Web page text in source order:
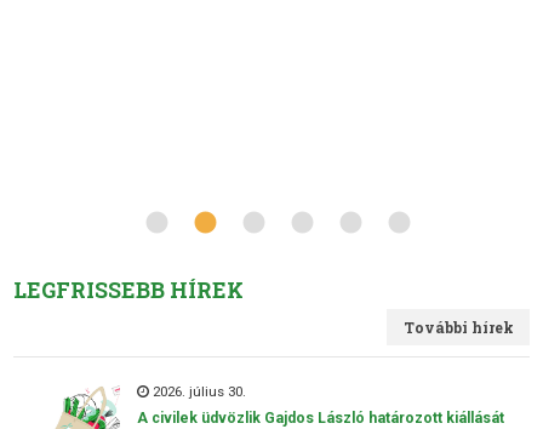
LEGFRISSEBB HÍREK
További hírek
2026. július 30.
A civilek üdvözlik Gajdos László határozott kiállását